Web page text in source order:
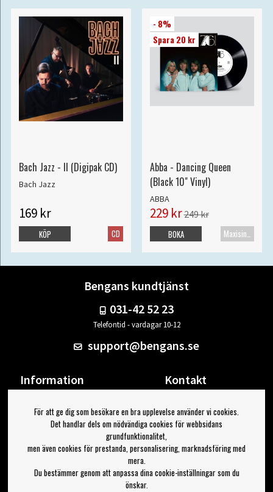
Bach Jazz - II (Digipak CD)
Bach Jazz
169 kr
CD
KÖP
- 8%
Spara 20 kr
Abba - Dancing Queen
(Black 10" Vinyl)
ABBA
229 kr249 kr
Maxisingel
BOKA
Bengans kundtjänst
031-42 52 23
Telefontid - vardagar 10-12
support@bengans.se
Information
Om Bengans
FAQ / Köp- & Leveransvillkor
Kontakt
Din sida
Logga ut
Jag vill ha tips från Bengans
För att ge dig som besökare en bra upplevelse använder vi cookies.
Det handlar dels om nödvändiga cookies för webbsidans
grundfunktionalitet,
men även cookies för prestanda, personalisering, marknadsföring med
mera.
Du bestämmer genom att anpassa dina cookie-inställningar som du
önskar.